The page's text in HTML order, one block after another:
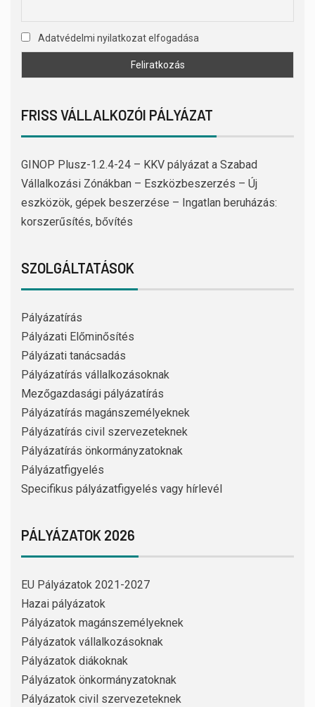
Adatvédelmi nyilatkozat elfogadása
FRISS VÁLLALKOZÓI PÁLYÁZAT
GINOP Plusz-1.2.4-24 – KKV pályázat a Szabad
Vállalkozási Zónákban – Eszközbeszerzés – Új
eszközök, gépek beszerzése – Ingatlan beruházás:
korszerűsítés, bővítés
SZOLGÁLTATÁSOK
Pályázatírás
Pályázati Előminősítés
Pályázati tanácsadás
Pályázatírás vállalkozásoknak
Mezőgazdasági pályázatírás
Pályázatírás magánszemélyeknek
Pályázatírás civil szervezeteknek
Pályázatírás önkormányzatoknak
Pályázatfigyelés
Specifikus pályázatfigyelés vagy hírlevél
PÁLYÁZATOK 2026
EU Pályázatok 2021-2027
Hazai pályázatok
Pályázatok magánszemélyeknek
Pályázatok vállalkozásoknak
Pályázatok diákoknak
Pályázatok önkormányzatoknak
Pályázatok civil szervezeteknek